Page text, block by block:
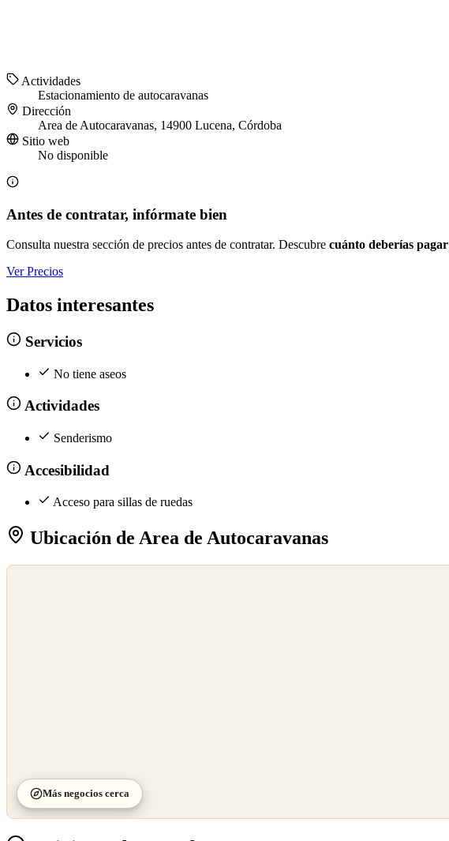
Actividades
Estacionamiento de autocaravanas
Dirección
Area de Autocaravanas, 14900 Lucena, Córdoba
Sitio web
No disponible
Antes de contratar, infórmate bien
Consulta nuestra sección de precios antes de contratar. Descubre cuánto deberías pagar
Ver Precios
Datos interesantes
Servicios
No tiene aseos
Actividades
Senderismo
Accesibilidad
Acceso para sillas de ruedas
Ubicación de Area de Autocaravanas
Más negocios cerca